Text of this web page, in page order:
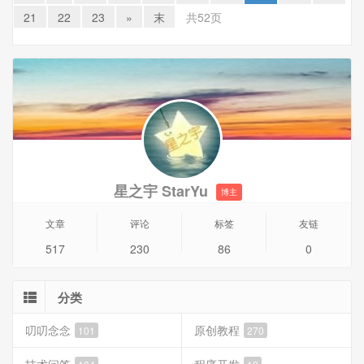
1、下载PVE 7.3 ISO镜像。官方网站下载地址：
https://www.proxmox.com/en/downloads
2、VirtualBox-7.0.4-154605安装。
21
22 23 » 末 共52页
星之宇 StarYu 博主
文章
517
评论
230
标签
86
友链
0
分类
叨叨念念 101 原创教程 270